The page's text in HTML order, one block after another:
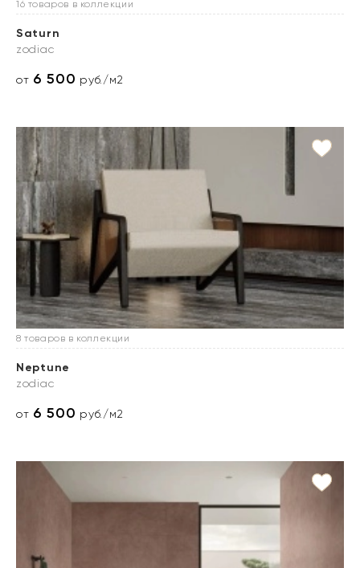
16 товаров в коллекции
Saturn
zodiac
от 6 500 руб./м2
8 товаров в коллекции
Neptune
zodiac
от 6 500 руб./м2